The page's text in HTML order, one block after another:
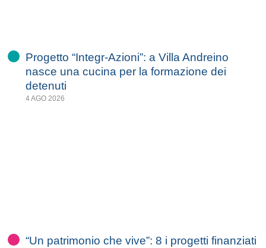
Progetto “Integr-Azioni”: a Villa Andreino
nasce una cucina per la formazione dei
detenuti
4 AGO 2026
“Un patrimonio che vive”: 8 i progetti finanziati